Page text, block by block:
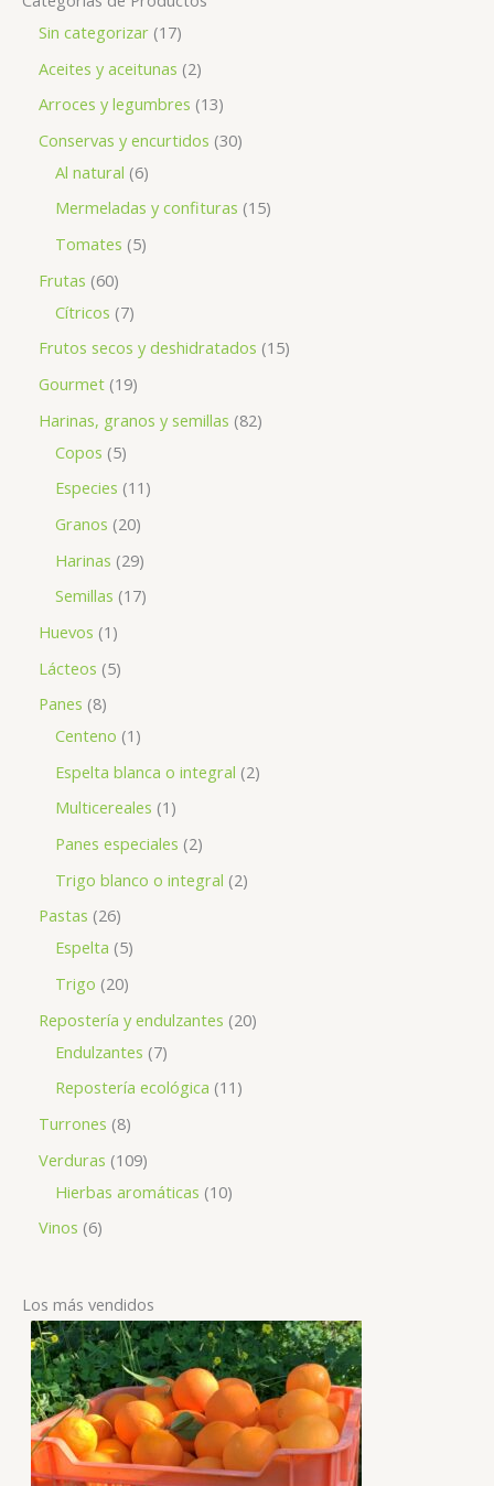
Sin categorizar 17
Aceites y aceitunas 2
Arroces y legumbres 13
Conservas y encurtidos 30
Al natural 6
Mermeladas y confituras 15
Tomates 5
Frutas 60
Cítricos 7
Frutos secos y deshidratados 15
Gourmet 19
Harinas, granos y semillas 82
Copos 5
Especies 11
Granos 20
Harinas 29
Semillas 17
Huevos 1
Lácteos 5
Panes 8
Centeno 1
Espelta blanca o integral 2
Multicereales 1
Panes especiales 2
Trigo blanco o integral 2
Pastas 26
Espelta 5
Trigo 20
Repostería y endulzantes 20
Endulzantes 7
Repostería ecológica 11
Turrones 8
Verduras 109
Hierbas aromáticas 10
Vinos 6
Los más vendidos